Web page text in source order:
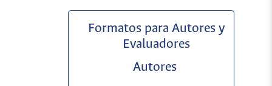
Formatos para Autores y
Evaluadores
Autores